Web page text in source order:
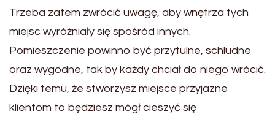
Trzeba zatem zwrócić uwagę, aby wnętrza tych
miejsc wyróżniały się spośród innych.
Pomieszczenie powinno być przytulne, schludne
oraz wygodne, tak by każdy chciał do niego wrócić.
Dzięki temu, że stworzysz miejsce przyjazne
klientom to będziesz mógł cieszyć się